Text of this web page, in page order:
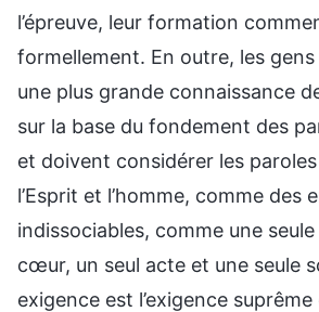
l’épreuve, leur formation
formellement. En outre, les
une plus grande connaissance
sur la base du fondement des
et doivent considérer les paroles
l’Esprit et l’homme, comme des
indissociables, comme une
cœur, un seul acte et une seule
exigence est l’exigence suprême